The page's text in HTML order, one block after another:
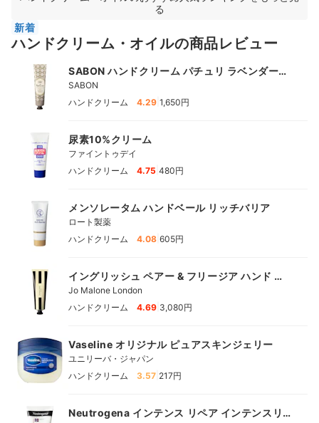
る
新着
ハンドクリーム・オイルの商品レビュー
SABON ハンドクリーム パチュリ ラベンダー
バニラ
SABON
ハンドクリーム
4.29 1,650円
尿素10%クリーム
ファイントゥデイ
ハンドクリーム
4.75 480円
メンソレータム ハンドベール リッチバリア
ロート製薬
ハンドクリーム
4.08 605円
イングリッシュ ペアー & フリージア ハンド ク
リーム
Jo Malone London
ハンドクリーム
4.69 3,080円
Vaseline オリジナル ピュアスキンジェリー
ユニリーバ・ジャパン
ハンドクリーム
3.57 217円
Neutrogena インテンス リペア インテンスリペ